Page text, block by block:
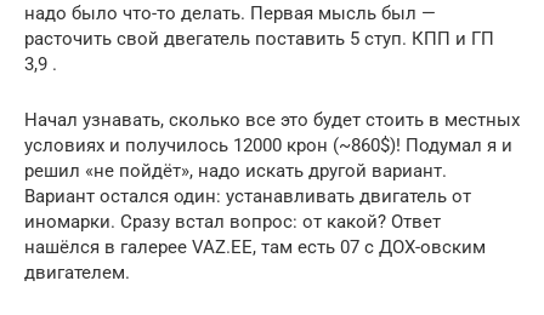
надо было что-то делать. Первая мысль был —
расточить свой двегатель поставить 5 ступ. КПП и ГП
3,9 .
Начал узнавать, сколько все это будет стоить в местных
условиях и получилось 12000 крон (~860$)! Подумал я и
решил «не пойдёт», надо искать другой вариант.
Вариант остался один: устанавливать двигатель от
иномарки. Сразу встал вопрос: от какой? Ответ
нашёлся в галерее VAZ.EE, там есть 07 с ДОХ-овским
двигателем.